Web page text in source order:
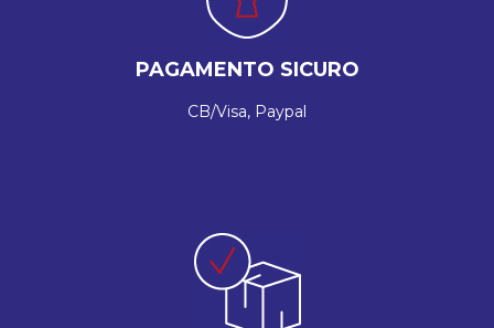
PAGAMENTO SICURO
CB/Visa, Paypal